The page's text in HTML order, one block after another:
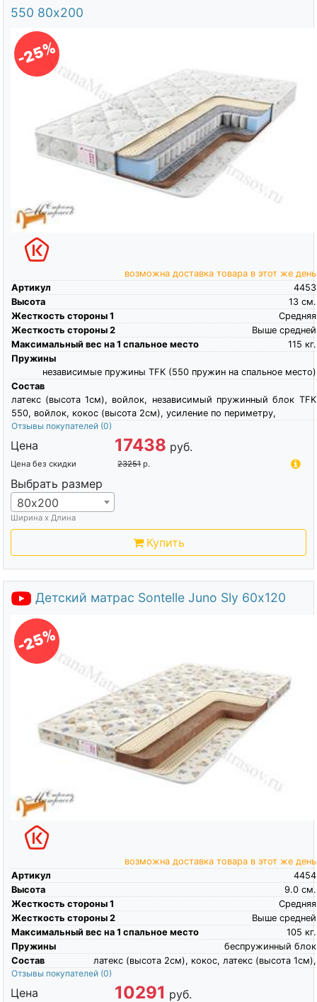
550 80х200
-25%
возможна доставка товара в этот же день
Артикул
4453
Высота
см.
13
Жесткость стороны 1
Средняя
Жесткость стороны 2
Выше средней
Максимальный вес на 1 спальное место
кг.
115
Пружины
независимые пружины TFK (550 пружин на спальное место)
Состав
латекс (высота 1см), войлок, независимый пружинный блок TFK
550, войлок, кокос (высота 2см), усиление по периметру,
Отзывы покупателей (0)
Цена 17438 руб.
Цена без скидки 23251 р.
Выбрать размер
80х200
Ширина х Длина
Купить
Детский матрас Sontelle Juno Sly 60х120
-25%
возможна доставка товара в этот же день
Артикул
4454
Высота
см.
9.0
Жесткость стороны 1
Средняя
Жесткость стороны 2
Выше средней
Максимальный вес на 1 спальное место
кг.
105
Пружины
беспружинный блок
Состав
латекс (высота 2см), кокос, латекс (высота 1см),
Отзывы покупателей (0)
Цена 10291 руб.